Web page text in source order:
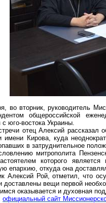
во вторник, руководитель
общероссийской
юго-востока Украины.
отец Алексий рассказал
имени Кирова, куда
в затруднительное
митрополита
которого
епархию, откуда она
Алексий Рой, отметил, что
доставлены вещи первой
оказывается и духовная
официальный сайт